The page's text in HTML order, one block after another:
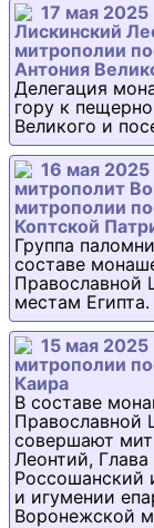
17 мая
Лискинский
митрополии
Антония
Делегация
гору к
Великого и
16 мая 2025
митрополит
митрополии
Коптской
Группа
составе
Православной
местам Египта.
15 мая 2025
митрополии
Каира
В составе
Православной
совершают
Леонтий,
Россошанский
и игумении
Воронежской